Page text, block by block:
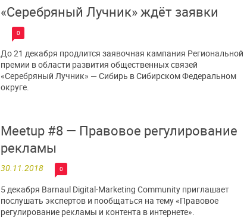
«Серебряный Лучник» ждёт заявки
0
До 21 декабря продлится заявочная кампания Региональной
премии в области развития общественных связей
«Серебряный Лучник» — Сибирь в Сибирском Федеральном
округе.
Meetup #8 — Правовое регулирование
рекламы
30.11.2018 0
5 декабря Barnaul Digital-Marketing Community приглашает
послушать экспертов и пообщаться на тему «Правовое
регулирование рекламы и контента в интернете».